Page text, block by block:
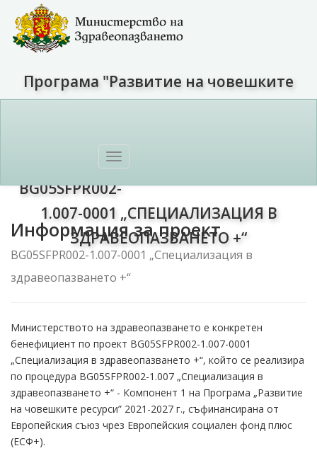
Програма "Развитие на човешките
ПРОЕКТ:
BG05SFPR002-
1.007-0001 „СПЕЦИАЛИЗАЦИЯ В
ЗДРАВЕОПАЗВАНЕТО +“
Toggle
Информация за проект
BG05SFPR002-1.007-0001 „Специализация в
здравеопазването +“
Министерството на здравеопазването е конкретен
бенефициент по проект BG05SFPR002-1.007-0001
„Специализация в здравеопазването +“, който се реализира
по процедура BG05SFPR002-1.007 „Специализация в
здравеопазването +“ - Компонент 1 на Програма „Развитие
на човешките ресурси” 2021-2027 г., съфинансирана от
Европейския съюз чрез Европейския социален фонд плюс
(ЕСФ+).